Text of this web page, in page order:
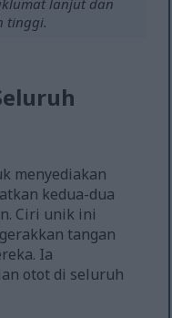
lanjut dan
tinggi.
menyediakan
kedua-dua
Ciri unik ini
tangan
Ia
otot di seluruh